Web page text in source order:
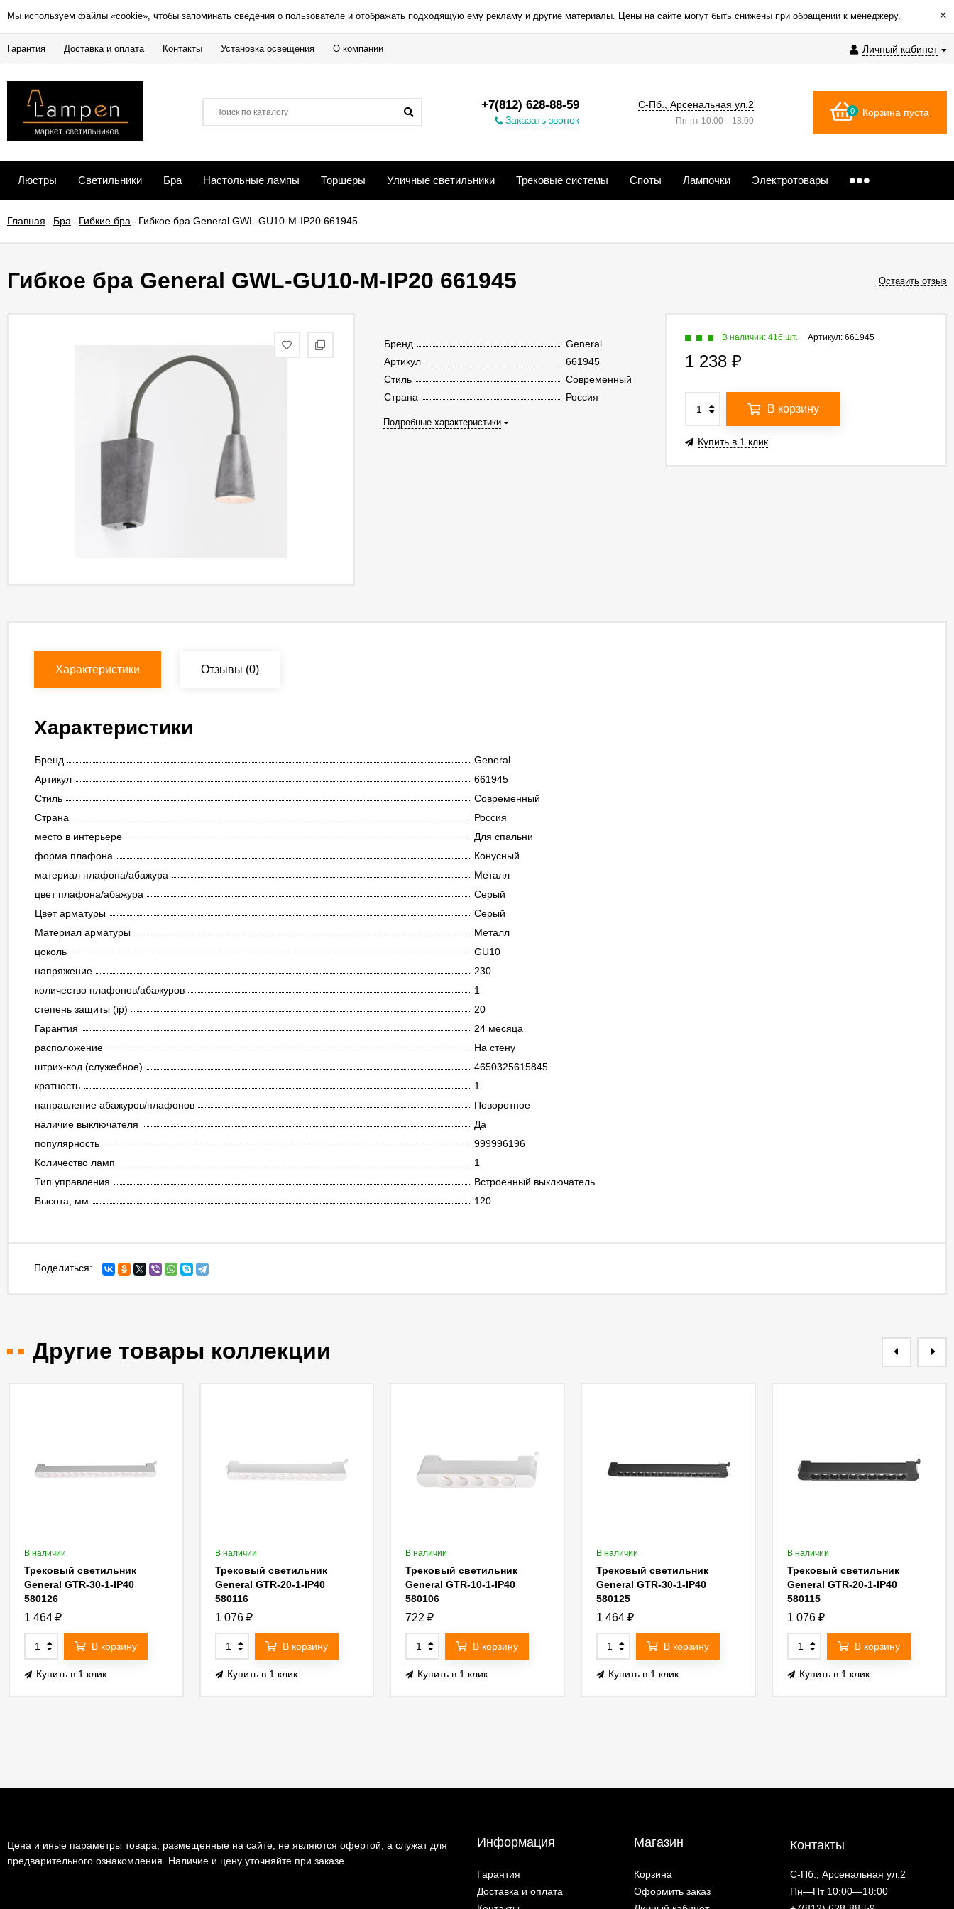
Мы используем файлы «cookie», чтобы запоминать сведения о пользователе и отображать подходящую ему рекламу и другие материалы. Цены на сайте могут быть снижены при обращении к менеджеру. ×
Личный кабинет
Гарантия Доставка и оплата Контакты Установка освещения О компании
+7(812) 628-88-59
Заказать звонок
С-Пб., Арсенальная ул.2
Пн-пт 10:00—18:00
0 Корзина пуста
Люстры Светильники Бра Настольные лампы Торшеры Уличные светильники Трековые системы Споты Лампочки Электротовары
Главная - Бра - Гибкие бра - Гибкое бра General GWL-GU10-M-IP20 661945
Гибкое бра General GWL-GU10-M-IP20 661945 Оставить отзыв
Бренд
General
Артикул
661945
Стиль
Современный
Страна
Россия
Подробные характеристики
Артикул: 661945
В наличии: 416 шт.
1 238 ₽
В корзину
Купить в 1 клик
Характеристики Отзывы (0)
Характеристики
Бренд
General
Артикул
661945
Стиль
Современный
Страна
Россия
место в интерьере
Для спальни
форма плафона
Конусный
материал плафона/абажура
Металл
цвет плафона/абажура
Серый
Цвет арматуры
Серый
Материал арматуры
Металл
цоколь
GU10
напряжение
230
количество плафонов/абажуров
1
степень защиты (ip)
20
Гарантия
24 месяца
расположение
На стену
штрих-код (служебное)
4650325615845
кратность
1
направление абажуров/плафонов
Поворотное
наличие выключателя
Да
популярность
999996196
Количество ламп
1
Тип управления
Встроенный выключатель
Высота, мм
120
Поделиться:
Другие товары коллекции
В наличии
Трековый светильник
General GTR-30-1-IP40
580126
1 464 ₽
В корзину
Купить в 1 клик
В наличии
Трековый светильник
General GTR-20-1-IP40
580116
1 076 ₽
В корзину
Купить в 1 клик
В наличии
Трековый светильник
General GTR-10-1-IP40
580106
722₽
В корзину
Купить в 1 клик
В наличии
Трековый светильник
General GTR-30-1-IP40
580125
1 464₽
В корзину
Купить в 1 клик
В наличии
Трековый светильник
General GTR-20-1-IP40
580115
1 076 ₽
В корзину
Купить в 1 клик
Цена и иные параметры товара, размещенные на сайте, не являются офертой, а служат для
предварительного ознакомления. Наличие и цену уточняйте при заказе.
Информация
Гарантия
Доставка и оплата
Магазин
Корзина
Оформить заказ
Контакты
С-Пб., Арсенальная ул.2
Пн—Пт 10:00—18:00